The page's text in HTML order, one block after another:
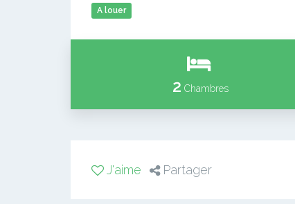
A louer
2 Chambres
J'aime Partager